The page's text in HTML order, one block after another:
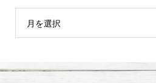
月を選択